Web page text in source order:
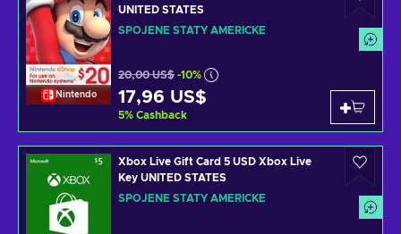
Nintendo
UNITED STATES
SPOJENÉ STÁTY AMERICKÉ
20,00 US$ -10%
17,96 US$
5% Cashback
Xbox Live Gift Card 5 USD Xbox Live
Key UNITED STATES
SPOJENÉ STÁTY AMERICKÉ